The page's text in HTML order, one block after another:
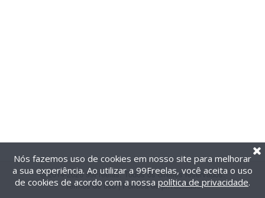
@2014-2026 99Freelas. Todos os direitos reservados.
Termos de uso| Política de privacidade
Nós fazemos uso de cookies em nosso site para melhorar
a sua experiência. Ao utilizar a 99Freelas, você aceita o uso
de cookies de acordo com a nossa política de privacidade.